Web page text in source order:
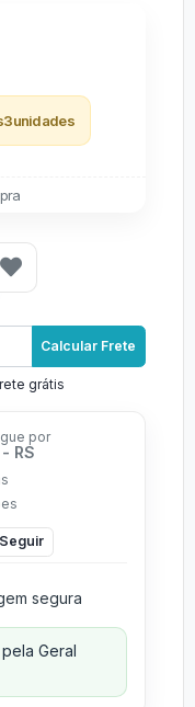
3unidades
Calcular Frete
grátis
por
- RS
Seguir
segura
Geral